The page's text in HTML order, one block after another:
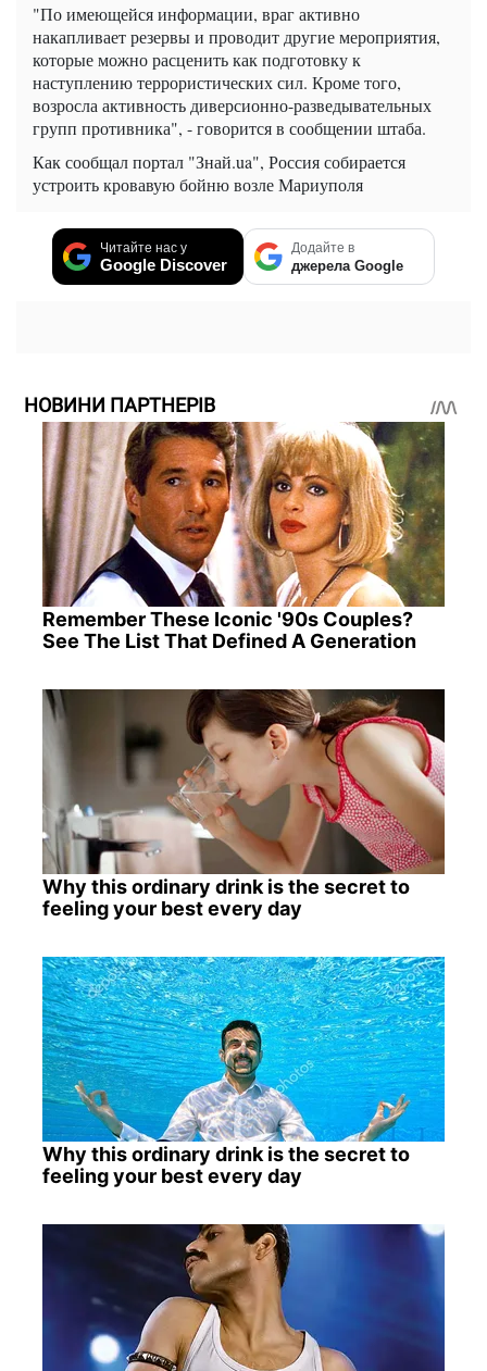
"По имеющейся информации, враг активно
накапливает резервы и проводит другие мероприятия,
которые можно расценить как подготовку к
наступлению террористических сил. Кроме того,
возросла активность диверсионно-разведывательных
групп противника", - говорится в сообщении штаба.
Каксообщалпортал "Знай.ua", Россиясобирается
устроитькровавуюбойнювозле Мариуполя
Читайте нас у
Google Discover
Додайте в
джерела Google
НОВИНИ ПАРТНЕРІВ
Remember These Iconic '90s Couples?
See The List That Defined A Generation
Why this ordinary drink is the secret to
feeling your best every day
Why this ordinary drink is the secret to
feeling your best every day